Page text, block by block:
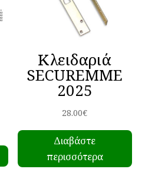
Κλειδαριά
SECUREMME
2025
28.00€
Διαβάστε
περισσότερα